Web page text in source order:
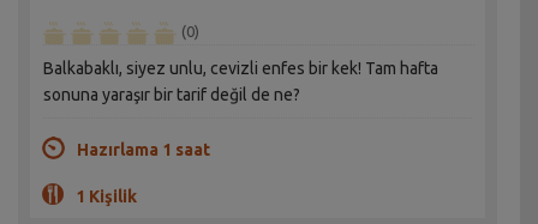
(0)
Balkabaklı, siyez unlu, cevizli enfes bir kek! Tam hafta
sonuna yaraşır bir tarif değil de ne?
Hazırlama 1 saat
1 Kişilik